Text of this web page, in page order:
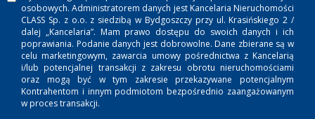
osobowych. Administratorem danych jest Kancelaria Nieruchomości
CLASS Sp. z o.o. z siedzibą w Bydgoszczy przy ul. Krasińskiego 2 /
dalej „Kancelaria”. Mam prawo dostępu do swoich danych i ich
poprawiania. Podanie danych jest dobrowolne. Dane zbierane są w
celu marketingowym, zawarcia umowy pośrednictwa z Kancelarią
i/lub potencjalnej transakcji z zakresu obrotu nieruchomościami
oraz mogą być w tym zakresie przekazywane potencjalnym
Kontrahentom i innym podmiotom bezpośrednio zaangażowanym
w proces transakcji.